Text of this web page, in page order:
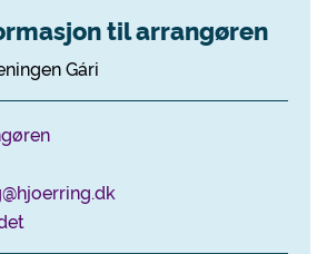
til arrangøren
Gári